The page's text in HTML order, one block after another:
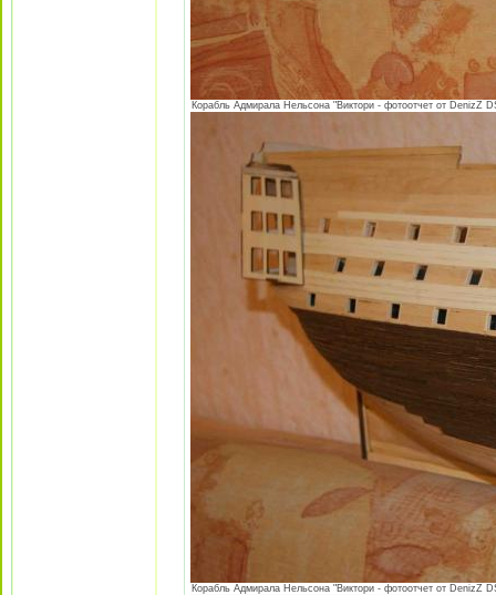
Корабль Адмирала Нельсона "Виктори - фотоотчет от DenizZ
Корабль Адмирала Нельсона "Виктори - фотоотчет от DenizZ